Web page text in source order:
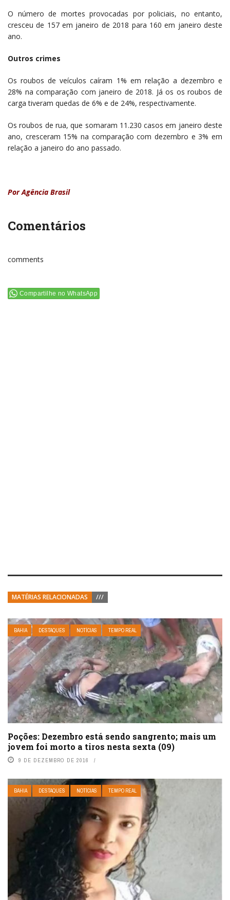
O número de mortes provocadas por policiais, no entanto,
cresceu de 157 em janeiro de 2018 para 160 em janeiro deste
ano.
Outros crimes
Os roubos de veículos caíram 1% em relação a dezembro e
28% na comparação com janeiro de 2018. Já os os roubos de
carga tiveram quedas de 6% e de 24%, respectivamente.
Os roubos de rua, que somaram 11.230 casos em janeiro deste
ano, cresceram 15% na comparação com dezembro e 3% em
relação a janeiro do ano passado.
Por Agência Brasil
Comentários
comments
Compartilhe no WhatsApp
MATÉRIAS RELACIONADAS ///
BAHIA DESTAQUES NOTÍCIAS TEMPO REAL
Poções: Dezembro está sendo sangrento; mais um
jovem foi morto a tiros nesta sexta (09)
9 DE DEZEMBRO DE 2016
BAHIA DESTAQUES NOTÍCIAS TEMPO REAL